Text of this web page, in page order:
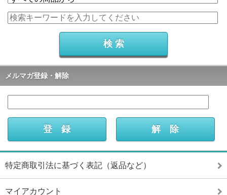
メルマガ登録・解除
特定商取引法に基づく表記（返品など）
マイアカウント